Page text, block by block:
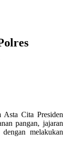
Asta Cita Presiden
pangan, jajaran
melakukan